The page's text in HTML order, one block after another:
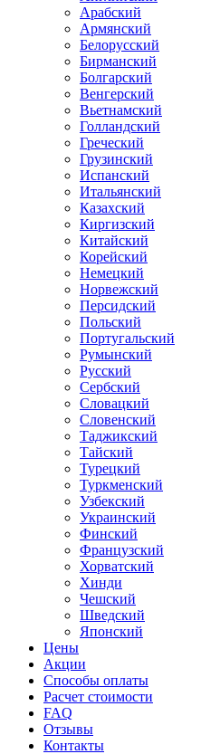
Арабский
Армянский
Белорусский
Бирманский
Болгарский
Венгерский
Вьетнамский
Голландский
Греческий
Грузинский
Испанский
Итальянский
Казахский
Киргизский
Китайский
Корейский
Немецкий
Норвежский
Персидский
Польский
Португальский
Румынский
Русский
Сербский
Словацкий
Словенский
Таджикский
Тайский
Турецкий
Туркменский
Узбекский
Украинский
Финский
Французский
Хорватский
Хинди
Чешский
Шведский
Японский
Цены
Акции
Способы оплаты
Расчет стоимости
FAQ
Отзывы
Контакты